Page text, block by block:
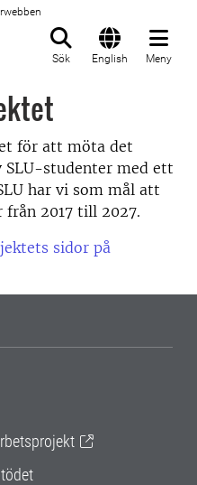
Sök English Meny
för att möta det
SLU-studenter med ett
har vi som mål att
2017 till 2027.
sidor på